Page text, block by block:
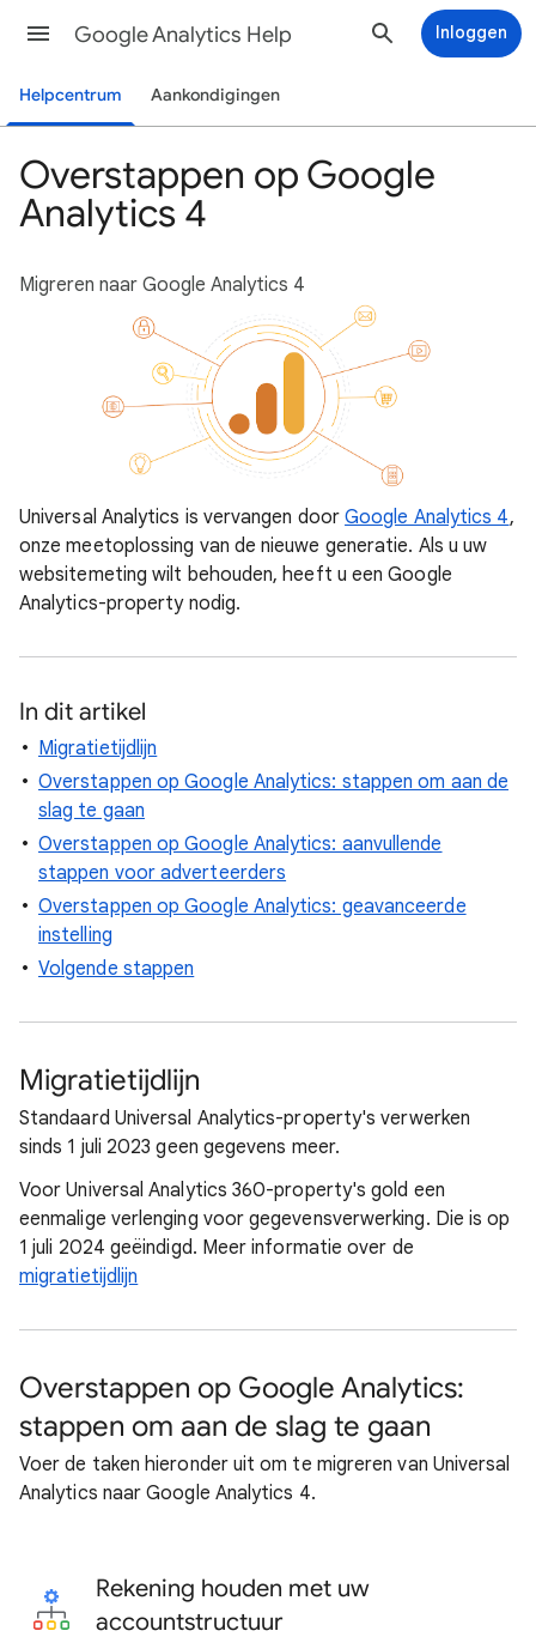
Google Analytics Help Inloggen
Helpcentrum Aankondigingen
Overstappen op Google
Analytics 4
Migreren naar Google Analytics 4
Universal Analytics is vervangen doorGoogle Analytics 4,
onze meetoplossing van de nieuwe generatie. Als u uw
websitemeting wilt behouden, heeft u een Google
Analytics-property nodig.
In dit artikel
Migratietijdlijn
Overstappen op Google Analytics: stappen om aan de
slag te gaan
Overstappen op Google Analytics: aanvullende
stappen voor adverteerders
Overstappen op Google Analytics: geavanceerde
instelling
Volgende stappen
Migratietijdlijn
Standaard Universal Analytics-property's verwerken
sinds 1 juli 2023 geen gegevens meer.
Voor Universal Analytics 360-property's gold een
eenmalige verlenging voor gegevensverwerking. Die is op
1 juli 2024 geëindigd. Meer informatie over de
migratietijdlijn
Overstappen op Google Analytics:
stappen om aan de slag te gaan
Voer de taken hieronder uit om te migreren van Universal
Analytics naar Google Analytics 4.
Rekening houden met uw
accountstructuur